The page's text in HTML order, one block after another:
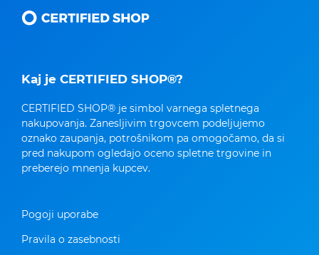
Kaj je CERTIFIED SHOP®?
CERTIFIED SHOP® je simbol varnega spletnega
nakupovanja. Zanesljivim trgovcem podeljujemo
oznako zaupanja, potrošnikom pa omogočamo, da si
pred nakupom ogledajo oceno spletne trgovine in
preberejo mnenja kupcev.
Pogoji uporabe
Pravila o zasebnosti